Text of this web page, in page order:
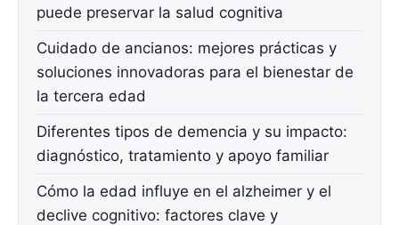
puede preservar la salud cognitiva
Cuidado de ancianos: mejores prácticas y
soluciones innovadoras para el bienestar de
la tercera edad
Diferentes tipos de demencia y su impacto:
diagnóstico, tratamiento y apoyo familiar
Cómo la edad influye en el alzheimer y el
declive cognitivo: factores clave y